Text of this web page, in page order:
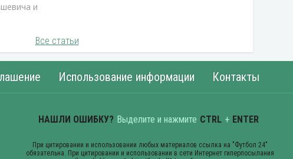
и
Все статьи
Использование информации Контакты